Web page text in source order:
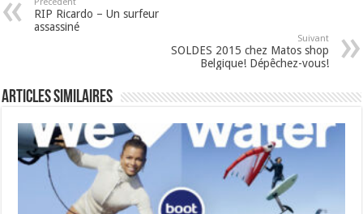
RIP Ricardo – Un surfeur
assassiné
Suivant
SOLDES 2015 chez Matos shop
Belgique! Dépêchez-vous!
Articles similaires